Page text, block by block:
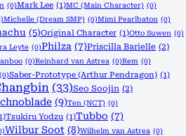
(0)Mark Lee (1)MC (Main Character) (0)
Michelle (Dream SMP) (0)Mimi Pearlbaton (0)
(5)Original Character (1)Otto Suwen (0)
Leyte (0)Philza (7)Priscilla Barielle (2)
(0)Reinhard van Astrea (0)Rem (0)
(0)Saber-Prototype (Arthur Pendragon) (1)
(33)Seo Soojin (2)
(9)Ten (NCT) (0)
Tsukiru Yodzu (1)Tubbo (7)
Wilbur Soot (8)Wilhelm van Astrea (0)